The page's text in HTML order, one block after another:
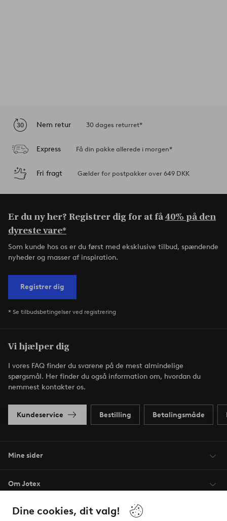
Dine cookies, dit valg!
Nem retur 30 dages returret*
Express Få din pakke allerede i morgen*
Fri fragt Gælder for postpakker over 649 DKK
Er du ny her? Registrer dig for at få40% på den
dyreste vare*
Som kunde hos os er du først med eksklusive tilbud, spændende
nyheder og masser af inspiration.
Registrer dig
* Se tilbudsbetingelser ved registrering
Vi hjælper dig
I vores FAQ finder du svarene på de mest almindelige
spørgsmål. Her finder du også information om, hvordan du
nemmest kontakter os.
Kundeservice Bestilling Betalingsmåde
Mine sider
Om Jotex
Vilkår